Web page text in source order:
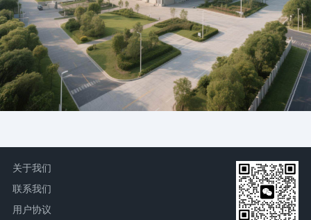
关于我们
联系我们
用户协议